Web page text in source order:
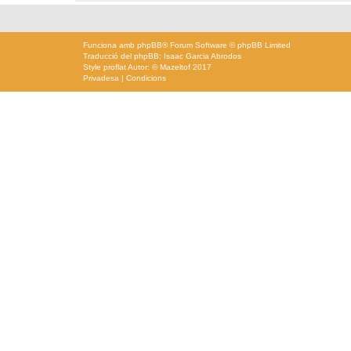
Funciona amb phpBB® Forum Software © phpBB Limited
Traducció del phpBB: Isaac Garcia Abrodos
Style proflatAutor: ©Mazeltof 2017
Privadesa | Condicions